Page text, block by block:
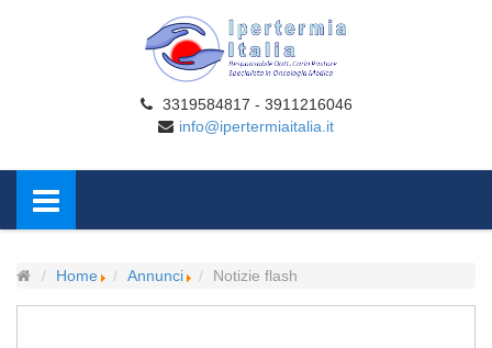
3319584817 - 3911216046
info@ipertermiaitalia.it
Home Annunci Notizie flash